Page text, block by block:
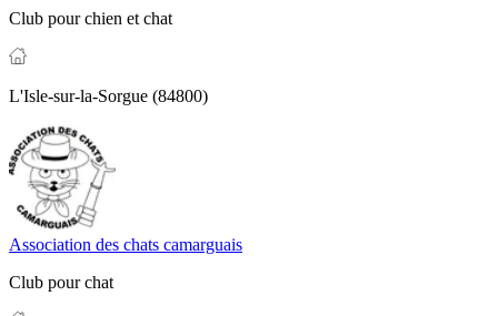
Club pour chien et chat
L'Isle-sur-la-Sorgue (84800)
Association des chats camarguais
Club pour chat